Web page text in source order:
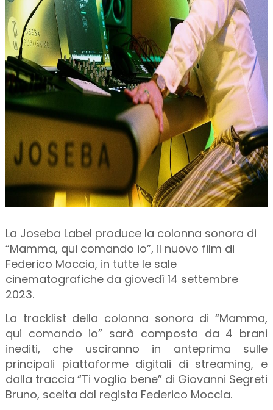
La Joseba Label produce la colonna sonora di
“Mamma, qui comando io”, il nuovo film di
Federico Moccia, in tutte le sale
cinematografiche da giovedì 14 settembre
2023.
La tracklist della colonna sonora di “Mamma,
qui comando io” sarà composta da 4 brani
inediti, che usciranno in anteprima sulle
principali piattaforme digitali di streaming, e
dalla traccia “Ti voglio bene” di Giovanni Segreti
Bruno, scelta dal regista Federico Moccia.